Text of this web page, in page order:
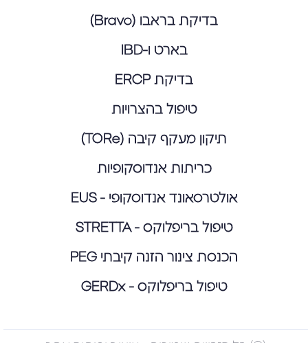
בדיקת בראבו (Bravo)
בארט ו-IBD
בדיקת ERCP
טיפול בהצרויות
תיקון מעקף קיבה (TORe)
כריתות אנדוסקופיות
אולטרסאונד אנדוסקופי - EUS
טיפול בריפלוקס - STRETTA
הכנסת צינור הזנה קיבתי PEG
טיפול בריפלוקס - GERDx